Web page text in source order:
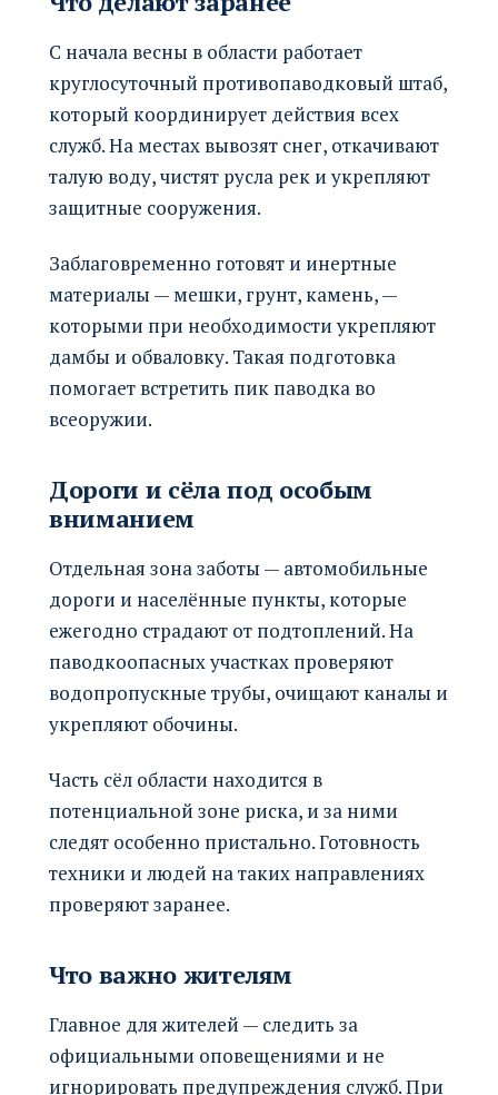
С начала весны в области работает
круглосуточный противопаводковый штаб,
который координирует действия всех
служб. На местах вывозят снег, откачивают
талую воду, чистят русла рек и укрепляют
защитные сооружения.
Заблаговременно готовят и инертные
материалы — мешки, грунт, камень, —
которыми при необходимости укрепляют
дамбы и обваловку. Такая подготовка
помогает встретить пик паводка во
всеоружии.
Дороги и сёла под особым
вниманием
Отдельная зона заботы — автомобильные
дороги и населённые пункты, которые
ежегодно страдают от подтоплений. На
паводкоопасных участках проверяют
водопропускные трубы, очищают каналы и
укрепляют обочины.
Часть сёл области находится в
потенциальной зоне риска, и за ними
следят особенно пристально. Готовность
техники и людей на таких направлениях
проверяют заранее.
Что важно жителям
Главное для жителей — следить за
официальными оповещениями и не
игнорировать предупреждения служб. При